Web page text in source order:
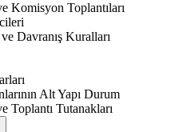
Komisyon Toplantıları
Davranış Kuralları
Alt Yapı Durum
Toplantı Tutanakları